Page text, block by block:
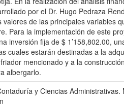
por el Dr. Hugo Pedraza
valores de las principales variables
Para la implementación de este
inversión fija de $ 1’158,802.00,
cuales estarán destinadas a la
mencionado y a la
albergarlo.
y Ciencias Administrativas.